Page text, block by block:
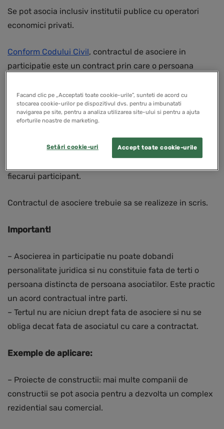
Se pot asocia inclusiv institutii publice cu operatori
economici privati.
Conform Codului Civil, contractul de asociere in
participatie este un contract prin care o persoana
beneficiile si pierderile uneia sau mai multor operatiuni
pe care le intreprinde.
fi dezvoltarea unui proiect specific, partajarea riscurilor
fiecarui participant.
Contractul de asociere trebuie sa se realizeze in scris.
Important!
– Asocierea in participatie nu poate dobandi
personalitate juridica si nu constituie fata de terti o
persoana distincta de persoana asociatilor. Este practic
un acord contractual intre parti.
– Tertul nu are niciun drept fata de asociere si nu se
obliga decat fata de asociatul cu care a contractat.
Exemple de aplicare:
– Proiecte de constructii: mai multe companii de
constructii se pot asocia pentru a dezvolta un complex
rezidential sau comercial.
Facand clic pe „Acceptati toate cookie-urile”, sunteti de acord cu
stocarea cookie-urilor pe dispozitivul dvs. pentru a imbunatati
navigarea pe site, pentru a analiza utilizarea site-ului si pentru a ajuta
eforturile noastre de marketing.
Accept toate cookie-urile
Setări cookie-uri